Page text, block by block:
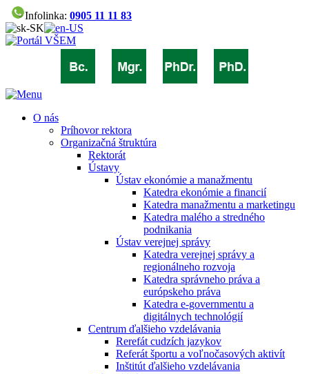
Infolinka: 0905 11 11 83
O nás
Príhovor rektora
Organizačná štruktúra
Rektorát
Ústavy
Ústav ekonómie a manažmentu
Katedra ekonómie a financií
Katedra manažmentu a marketingu
Katedra malého a stredného
podnikania
Ústav verejnej správy
Katedra verejnej správy a
regionálneho rozvoja
Katedra správneho práva a
európskeho práva
Katedra e-governmentu a
digitálnych technológií
Centrum ďalšieho vzdelávania
Rerefát cudzích jazykov
Referát športu a voľnočasových aktivít
Inštitút ďalšieho vzdelávania